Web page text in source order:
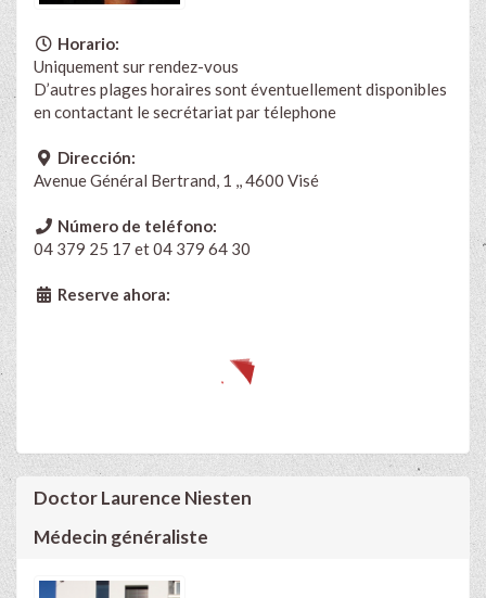
Horario:
Uniquement sur rendez-vous
D’autres plages horaires sont éventuellement disponibles
en contactant le secrétariat par télephone
Dirección:
Avenue Général Bertrand, 1 ,, 4600 Visé
Número de teléfono:
04 379 25 17 et 04 379 64 30
Reserve ahora:
Doctor Laurence Niesten
Médecin généraliste